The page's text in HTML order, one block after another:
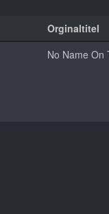
Orginaltitel
No Name On